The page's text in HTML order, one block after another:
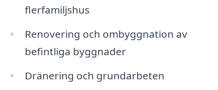
flerfamiljshus
Renovering och ombyggnation av
befintliga byggnader
Dränering och grundarbeten